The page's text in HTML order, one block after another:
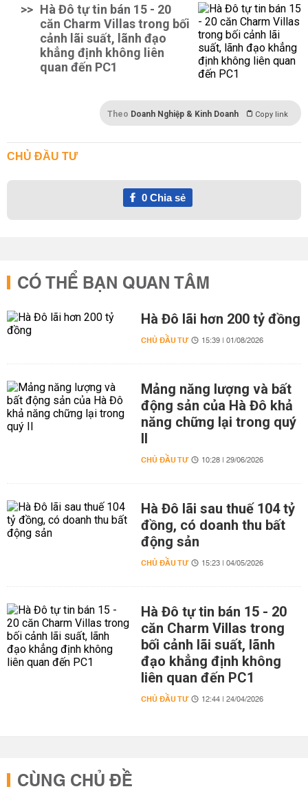
>> Hà Đô tự tin bán 15 - 20
căn Charm Villas trong bối
cảnh lãi suất, lãnh đạo
khẳng định không liên
quan đến PC1
Theo Doanh Nghiệp & Kinh Doanh Copy link
CHỦ ĐẦU TƯ
0Chia sẻ
CÓ THỂ BẠN QUAN TÂM
Hà Đô lãi hơn 200 tỷ đồng
CHỦ ĐẦU TƯ 15:39 | 01/08/2026
Mảng năng lượng và bất
động sản của Hà Đô khả
năng chững lại trong quý
II
CHỦ ĐẦU TƯ 10:28 | 29/06/2026
Hà Đô lãi sau thuế 104 tỷ
đồng, có doanh thu bất
động sản
CHỦ ĐẦU TƯ 15:23 | 04/05/2026
Hà Đô tự tin bán 15 - 20
căn Charm Villas trong
bối cảnh lãi suất, lãnh
đạo khẳng định không
liên quan đến PC1
CHỦ ĐẦU TƯ 12:44 | 24/04/2026
CÙNG CHỦ ĐỀ